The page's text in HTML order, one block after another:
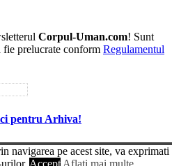
Corpul-Uman.com! Sunt
fie prelucrate conform Regulamentul
pentru Arhiva!
navigarea pe acest site, va exprimati
Accept Aflati mai multe...